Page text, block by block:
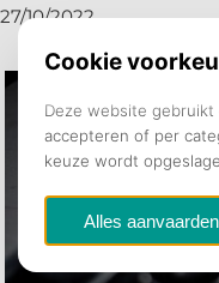
27/10/2022